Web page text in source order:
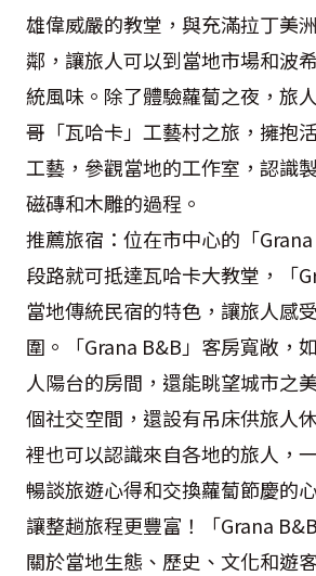
雄偉威嚴的教堂，與充滿拉丁美
鄰，讓旅人可以到當地市場和波
統風味。除了體驗蘿蔔之夜，旅
哥「瓦哈卡」工藝村之旅，擁抱
工藝，參觀當地的工作室，認識
磁磚和木雕的過程。
推薦旅宿：位在市中心的「
段路就可抵達瓦哈卡大教堂，「
當地傳統民宿的特色，讓旅人感
圍。「Grana B&B」客房寬敞，
人陽台的房間，還能眺望城市之
個社交空間，還設有吊床供旅人
裡也可以認識來自各地的旅人，
暢談旅遊心得和交換蘿蔔節慶的
讓整趟旅程更豐富！「Grana
關於當地生態、歷史、文化和遊